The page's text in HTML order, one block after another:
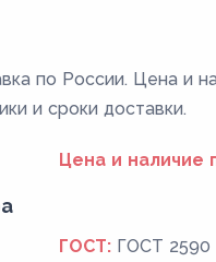
по России. Цена и
и сроки доставки.
Цена и наличие
ГОСТ: ГОСТ 2590